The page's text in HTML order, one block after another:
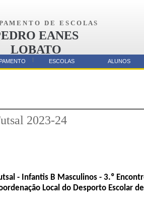
A M E N T O D E E S C O L A S
EANES
LOBATO
AMORA
2023-24
- Infantis B Masculinos - 3.º
Local do Desporto Escolar de
ESCOLAS ALUNOS